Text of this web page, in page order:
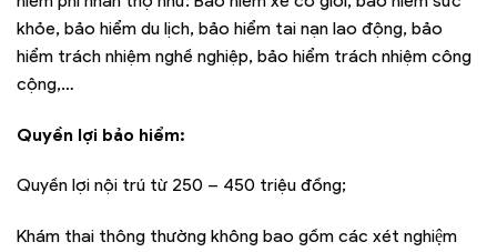
khỏe, bảo hiểm du lịch, bảo hiểm tai nạn lao động, bảo
hiểm trách nhiệm nghề nghiệp, bảo hiểm trách nhiệm công
cộng,…
Quyền lợi bảo hiểm:
Quyền lợi nội trú từ 250 – 450 triệu đồng;
Khám thai thông thường không bao gồm các xét nghiệm